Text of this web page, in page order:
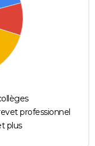
professionnel
plus